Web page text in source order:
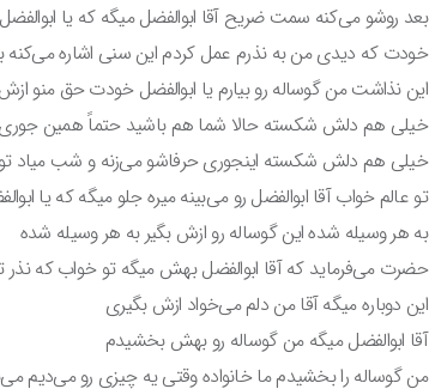
بعد روشو می‌کنه سمت ضریح آقا ابوالفضل میگه که یا ابوالفضل
خودت که دیدی من به نذرم عمل کردم این سنی اشاره می‌کنه
این نذاشت من گوساله رو بیارم یا ابوالفضل خودت حق منو ازش
خیلی هم دلش شکسته حالا شما هم باشید حتماً همین
خیلی هم دلش شکسته اینجوری حرفاشو می‌زنه و شب میاد تو
تو عالم خواب آقا ابوالفضل رو می‌بینه میره جلو میگه که یا
به هر وسیله شده این گوساله رو ازش بگیر به هر وسیله شده
حضرت می‌فرماید که آقا ابوالفضل بهش میگه تو خواب که نذر
این دوباره میگه آقا من دلم می‌خواد ازش بگیری
آقا ابوالفضل میگه من گوساله رو بهش بخشیدم
من گوساله را بخشیدم ما خانواده وقتی یه چیزی رو